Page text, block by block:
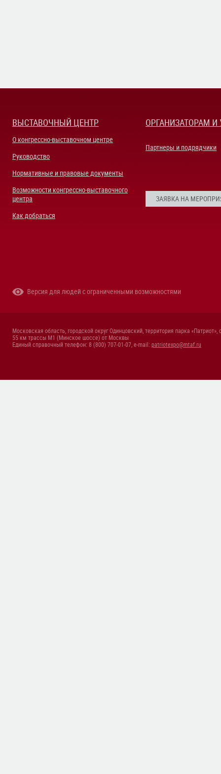
ВЫСТАВОЧНЫЙ ЦЕНТР
О конгрессно-выставочном центре
Руководство
Нормативные и правовые документы
Возможности конгрессно-выставочного
центра
Как добраться
ОРГАНИЗАТОРАМ
Партнеры и подрядчики
ЗАЯВКА НА
Версия для людей с ограниченными возможностями
Московская область, городской округ Одинцовский, территория парка «Патриот»,
55 км трассы М1 (Минское шоссе) от Москвы
Единый справочный телефон: 8 (800) 707-01-07, e-mail: patriotexpo@mtaf.ru